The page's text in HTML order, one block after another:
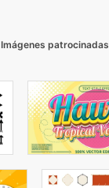
Imágenes patrocinadas